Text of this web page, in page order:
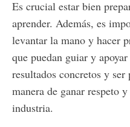
Es crucial estar bien
aprender. Además, es
levantar la mano y hacer
que puedan guiar y
resultados concretos y
manera de ganar respeto
industria.